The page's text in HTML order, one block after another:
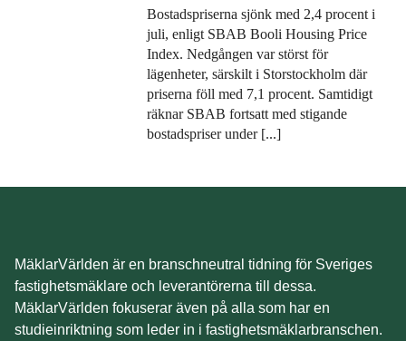
Bostadspriserna sjönk med 2,4 procent i
juli, enligt SBAB Booli Housing Price
Index. Nedgången var störst för
lägenheter, särskilt i Storstockholm där
priserna föll med 7,1 procent. Samtidigt
räknar SBAB fortsatt med stigande
bostadspriser under [...]
MäklarVärlden är en branschneutral tidning för Sveriges
fastighetsmäklare och leverantörerna till dessa.
MäklarVärlden fokuserar även på alla som har en
studieinriktning som leder in i fastighetsmäklarbranschen.